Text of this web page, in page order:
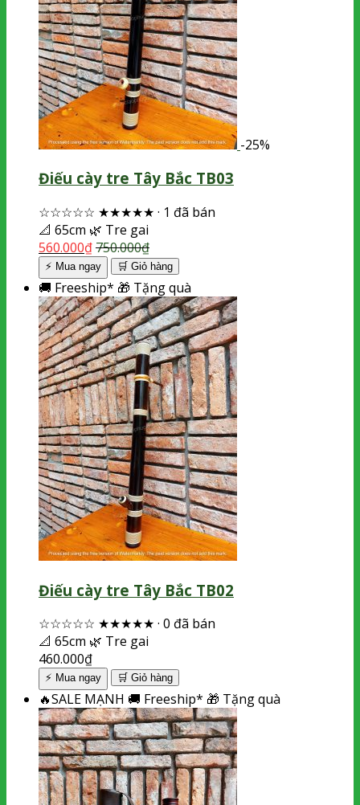
-25%
Điếu cày tre Tây Bắc TB03
☆☆☆☆☆ ★★★★★ · 1 đã bán
📐 65cm 🌿 Tre gai
560.000₫750.000₫
⚡ Mua ngay 🛒 Giỏ hàng
🚚 Freeship* 🎁 Tặng quà
Điếu cày tre Tây Bắc TB02
☆☆☆☆☆ ★★★★★ · 0 đã bán
📐 65cm 🌿 Tre gai
460.000₫
⚡ Mua ngay 🛒 Giỏ hàng
🔥SALE MẠNH 🚚 Freeship* 🎁 Tặng quà